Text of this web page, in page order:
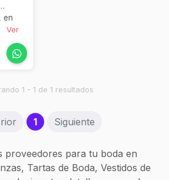
en
y
Ver
1 - 1 de 1 resultados
1(current)
Siguiente
proveedores para tu boda en
Tartas de Boda, Vestidos de